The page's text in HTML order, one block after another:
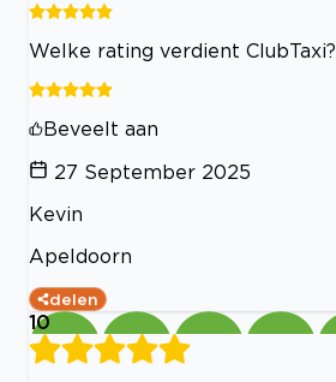
Welke rating verdient ClubTaxi?
Beveelt aan
27 September 2025
Kevin
Apeldoorn
delen
10